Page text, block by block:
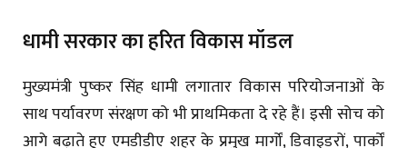
धामी सरकार का हरित विकास मॉडल
मुख्यमंत्री पुष्कर सिंह धामी लगातार विकास परियोजनाओं के
साथ पर्यावरण संरक्षण को भी प्राथमिकता दे रहे हैं। इसी सोच को
आगे बढ़ाते हुए एमडीडीए शहर के प्रमुख मार्गों, डिवाइडरों, पार्कों